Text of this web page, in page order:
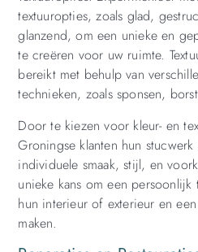
textuuropties, zoals glad,
glanzend, om een unieke en
te creëren voor uw ruimte.
bereikt met behulp van
technieken, zoals sponsen,
Door te kiezen voor kleur- en
Groningse klanten hun
individuele smaak, stijl, en
unieke kans om een
hun interieur of exterieur en
maken.